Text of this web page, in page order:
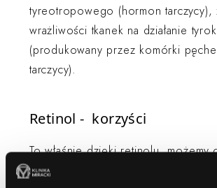
tyreotropowego (hormon tarczycy),
wrażliwości tkanek na działanie
(produkowany przez komórki
tarczycy).
Retinol - korzyści
To właśnie dzięki retinolu, możemy
młodym wyglądem. A przecież